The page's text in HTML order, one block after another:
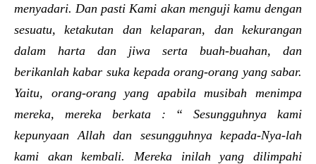
menyadari. Dan pasti Kami akan menguji kamu dengan
sesuatu, ketakutan dan kelaparan, dan kekurangan
dalam harta dan jiwa serta buah-buahan, dan
berikanlah kabar suka kepada orang-orang yang sabar.
Yaitu, orang-orang yang apabila musibah menimpa
mereka, mereka berkata : “ Sesungguhnya kami
kepunyaan Allah dan sesungguhnya kepada-Nya-lah
kami akan kembali. Mereka inilah yang dilimpahi